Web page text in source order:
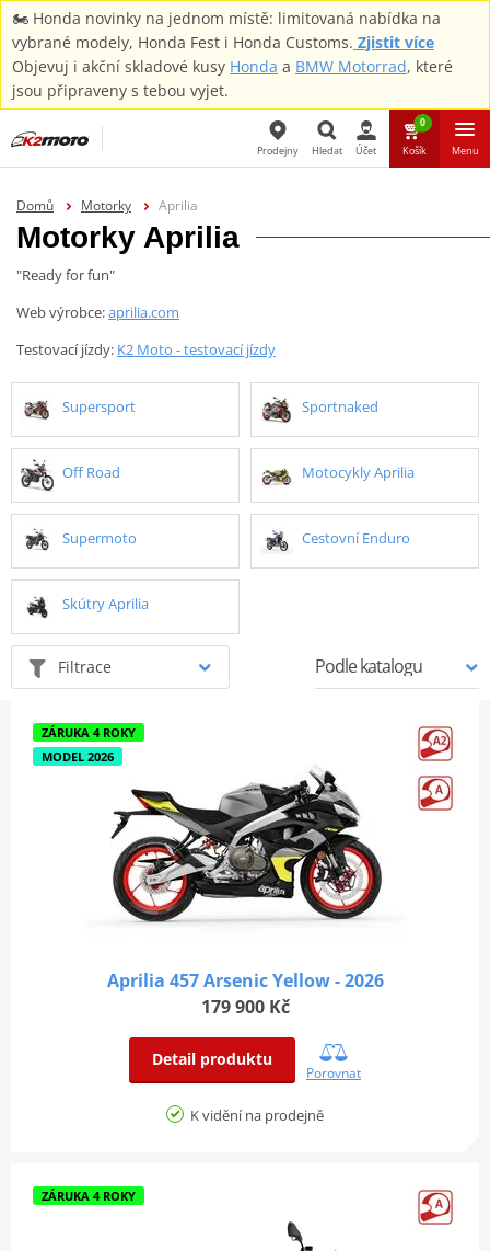
🏍️ Honda novinky na jednom místě: limitovaná nabídka na
vybrané modely, Honda Fest i Honda Customs. Zjistit více
Objevuj i akční skladové kusy Honda a BMW Motorrad, které
jsou připraveny s tebou vyjet.
Prodejny Hledat Účet
0
Košík Menu
Domů Motorky Aprilia
Motorky Aprilia
"Ready for fun"
Web výrobce:aprilia.com
Testovací jízdy: K2 Moto - testovací jízdy
Supersport Sportnaked
Off Road Motocykly Aprilia
Supermoto Cestovní Enduro
Skútry Aprilia
Filtrace
ZÁRUKA 4 ROKY
MODEL 2026
Aprilia 457 Arsenic Yellow - 2026
179 900 Kč
Detail produktu
Porovnat
K vidění na prodejně
ZÁRUKA 4 ROKY